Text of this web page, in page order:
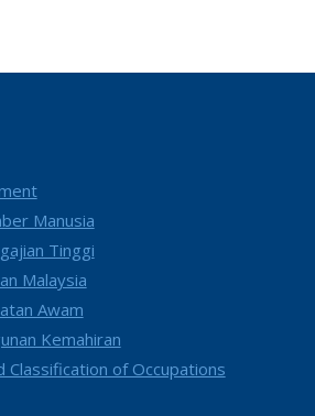
Manusia
Tinggi
Malaysia
Awam
Kemahiran
Classification of Occupations